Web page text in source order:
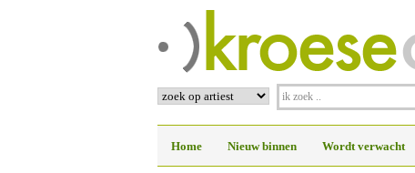
Home Nieuw binnen Wordt verwacht